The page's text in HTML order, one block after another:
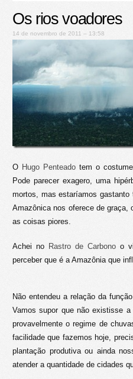
Os rios voadores
14 de novembro de 2011 – 13:58
O Hugo Penteadotem o costume
Pode parecer exagero, uma
mortos, mas estaríamos
Amazônica nos oferece de graça,
as coisas piores.
Achei no Rastro de Carbono o
perceber que é a Amazônia que
Não entendeu a relação da
Vamos supor que não existisse
provavelmente o regime de
facilidade que fazemos hoje,
plantação produtiva ou ainda
atender a quantidade de cidades